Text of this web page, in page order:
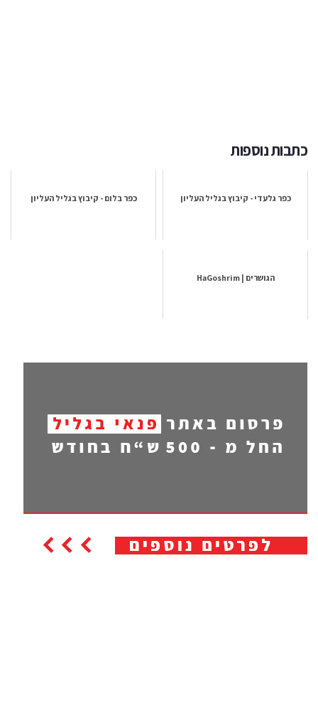
כתבות נוספות
כפר גלעדי - קיבוץ בגליל העליון כפר בלום - קיבוץ בגליל העליון
הגושרים | HaGoshrim